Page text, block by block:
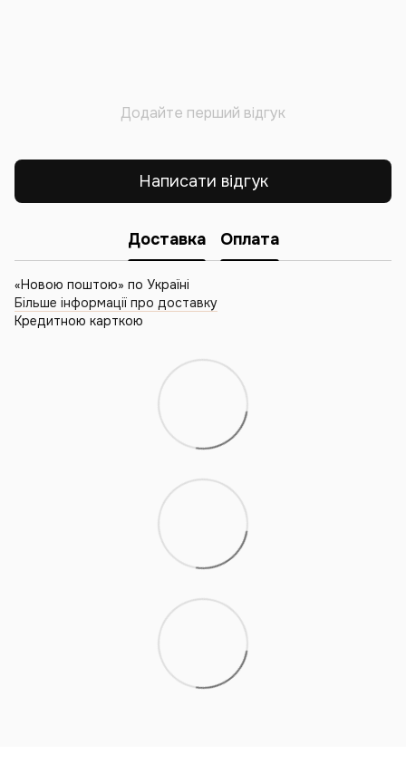
Додайте перший відгук
Написати відгук
Доставка Оплата
«Новою поштою» по Україні
Більше інформації про доставку
Кредитною карткою